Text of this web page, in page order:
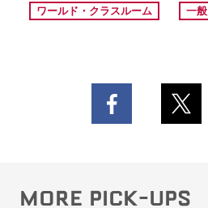
ワールド・クラスルーム 一般
MORE PICK-UPS